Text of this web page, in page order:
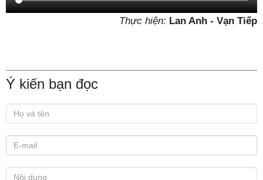
Thực hiện: Lan Anh - Vạn Tiếp
Ý kiến bạn đọc